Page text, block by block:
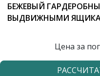
БЕЖЕВЫЙ
ВЫДВИЖНЫМИ
Цена за